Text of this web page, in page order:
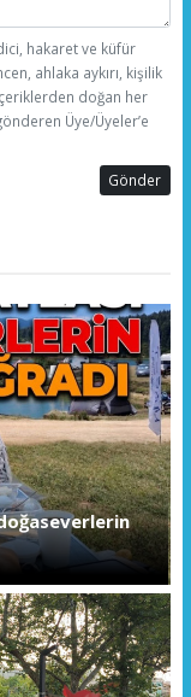
hakaret ve küfür
ahlaka aykırı, kişilik
doğan her
Üye/Üyeler’e
Gönder